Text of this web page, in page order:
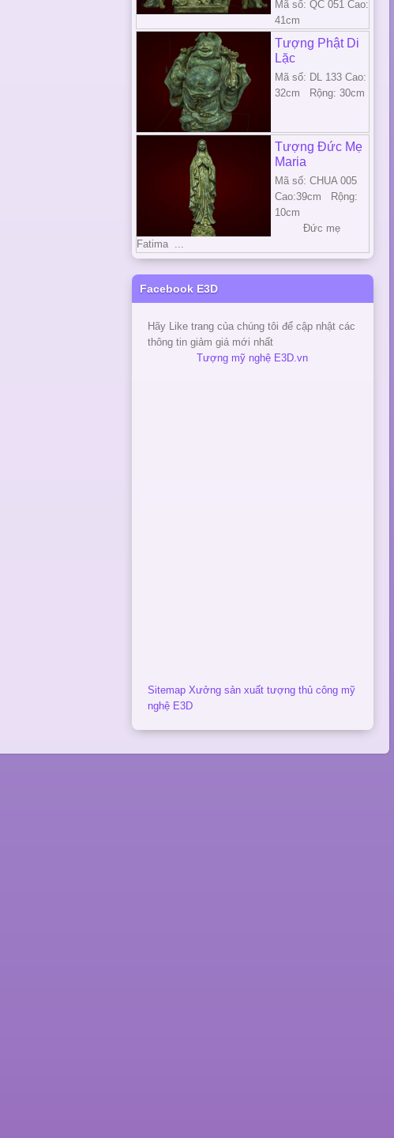
Mã số: QC 051 Cao:
41cm
Tượng Phật Di
Lặc
Mã số: DL 133 Cao:
32cm Rộng: 30cm
Tượng Đức Mẹ
Maria
Mã số: CHUA 005
Cao:39cm Rộng:
10cm
Đức mẹ
Fatima ...
Facebook E3D
Hãy Like trang của chúng tôi để cập nhật các
thông tin giảm giá mới nhất
Tượng mỹ nghệ E3D.vn
Sitemap Xưởng sản xuất tượng thủ công mỹ
nghệ E3D